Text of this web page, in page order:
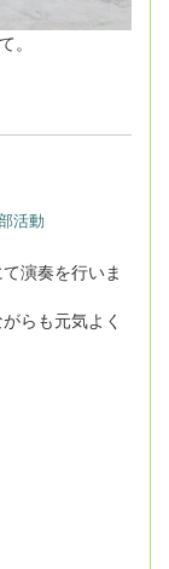
。
活動
演奏を行いま
らも元気よく